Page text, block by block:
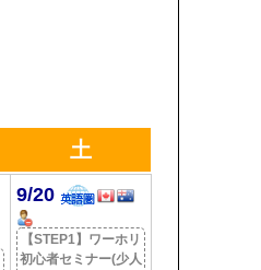
土
9/20
【STEP1】ワーホリ
初心者セミナー(少人